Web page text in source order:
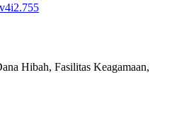
Hibah, Fasilitas Keagamaan,